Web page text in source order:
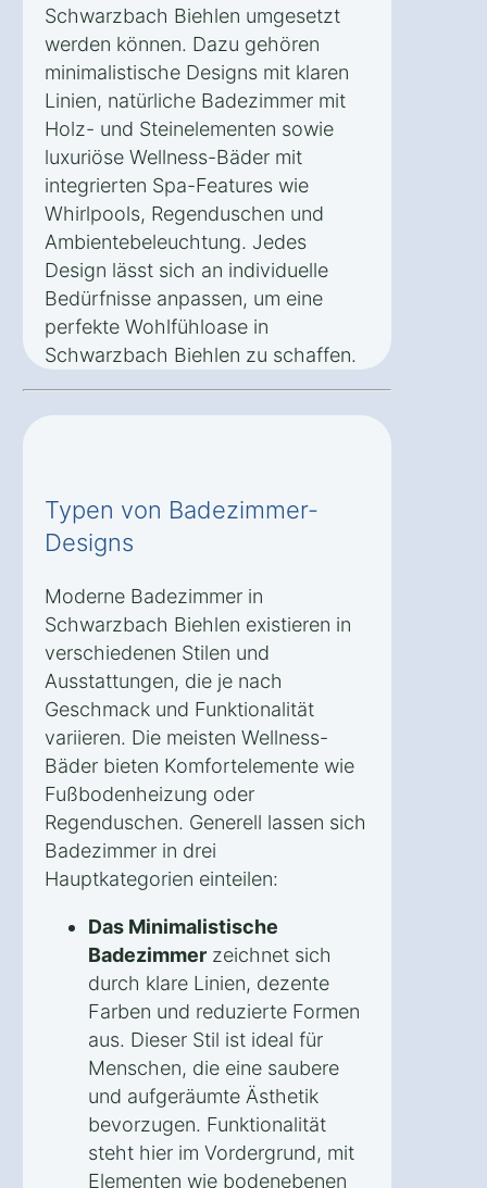
Schwarzbach Biehlen umgesetzt
werden können. Dazu gehören
minimalistische Designs mit klaren
Linien, natürliche Badezimmer mit
Holz- und Steinelementen sowie
luxuriöse Wellness-Bäder mit
integrierten Spa-Features wie
Whirlpools, Regenduschen und
Ambientebeleuchtung. Jedes
Design lässt sich an individuelle
Bedürfnisse anpassen, um eine
perfekte Wohlfühloase in
Schwarzbach Biehlen zu schaffen.
Typen von Badezimmer-
Designs
Moderne Badezimmer in
Schwarzbach Biehlen existieren in
verschiedenen Stilen und
Ausstattungen, die je nach
Geschmack und Funktionalität
variieren. Die meisten Wellness-
Bäder bieten Komfortelemente wie
Fußbodenheizung oder
Regenduschen. Generell lassen sich
Badezimmer in drei
Hauptkategorien einteilen:
Das Minimalistische
Badezimmer zeichnet sich
durch klare Linien, dezente
Farben und reduzierte Formen
aus. Dieser Stil ist ideal für
Menschen, die eine saubere
und aufgeräumte Ästhetik
bevorzugen. Funktionalität
steht hier im Vordergrund, mit
Elementen wie bodenebenen